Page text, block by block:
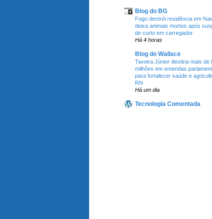
Blog do BG
Fogo destrói residência em
deixa animais mortos após
de curto em carregador
Há 4 horas
Blog do Wallace
Taveira Júnior destina mais de
milhões em emendas
para fortalecer saúde e
RN
Há um dia
Tecnologia Comentada